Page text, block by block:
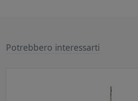
Potrebbero interessarti